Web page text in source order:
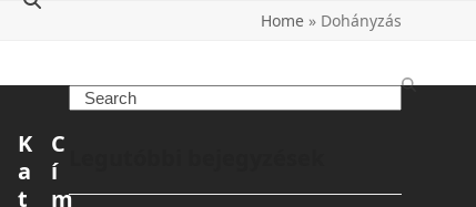
Home» Dohányzás
K
a
t
C
í
m